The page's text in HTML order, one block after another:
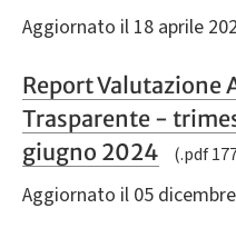
Aggiornato il 18 aprile
Report
Trasparente -
giugno 2024
(.pdf
Aggiornato il 05